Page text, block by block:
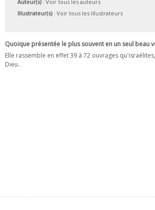
Auteur(s): Voir tous les auteurs
Illustrateur(s): Voir tous les illustrateurs
Quoique présentée le plus souvent en un seul beau
Elle rassemble en effet 39 à 72 ouvrages
Dieu..